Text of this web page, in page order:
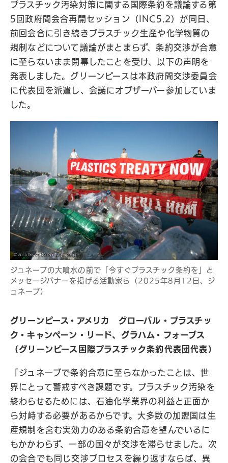
プラスチック汚染対策に関する国際条約を議論する第
5回政府間会合再開セッション（INC5.2）が同日、
前回会合に引き続きプラスチック生産や化学物質の
規制などについて議論がまとまらず、条約交渉が合意
に至らないまま閉幕したことを受け、以下の声明を
発表しました。グリーンピースは本政府間交渉委員会
に代表団を派遣し、会議にオブザーバー参加していま
した。
ジュネーブの大噴水の前で「今すぐプラスチック条約を」と
メッセージバナーを掲げる活動家ら（2025年8月12日、ジ
ュネーブ）
グリーンピース・アメリカ グローバル・プラスチッ
ク・キャンペーン・リード、グラハム・フォーブス
（グリーンピース国際プラスチック条約代表団代表）
「ジュネーブで条約合意に至らなかったことは、世
界にとって警戒すべき課題です。プラスチック汚染を
終わらせるためには、石油化学業界の利益と正面か
ら対峙する必要があるからです。大多数の加盟国は生
産規制を含む実効力のある条約合意を望んでいるに
もかかわらず、一部の国々が交渉を滞らせました。次
の会合でも同じ交渉プロセスを繰り返すならば、異